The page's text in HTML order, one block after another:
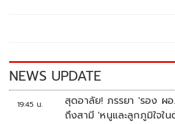
k k
NEWS UPDATE
19:45 น.
สุดอาลัย! ภรรยา 'รอง ผ
ถึงสามี 'หนูและลูกภูมิใจใ